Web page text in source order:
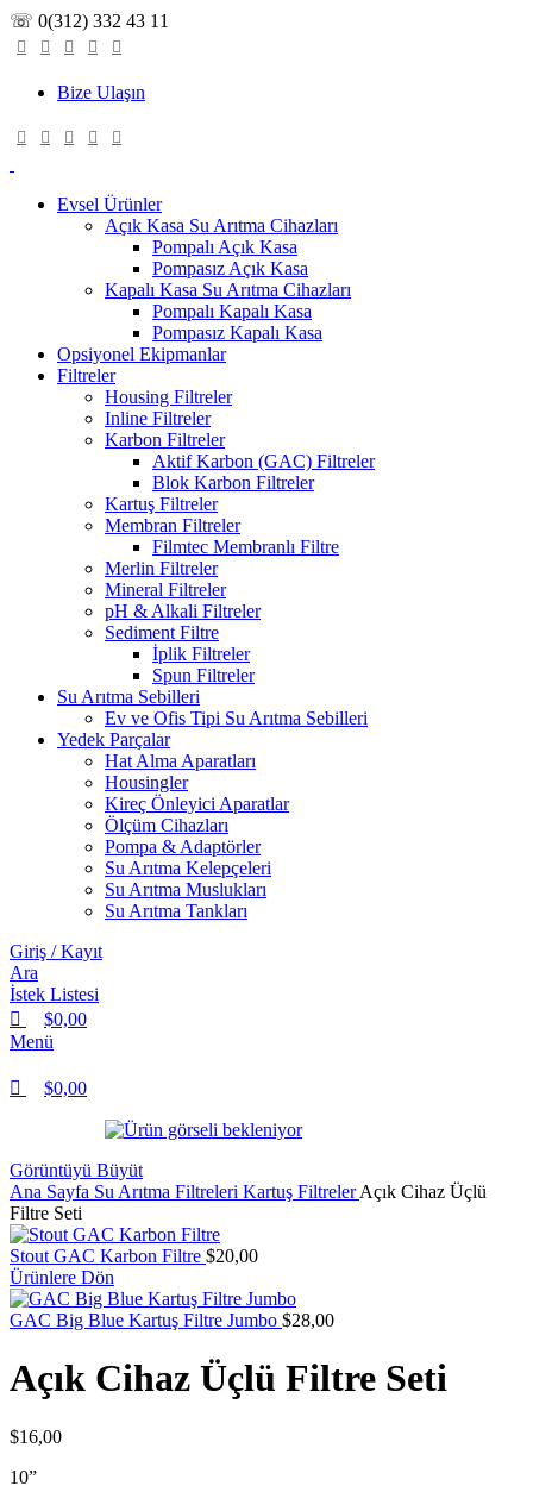
☏ 0(312) 332 43 11
Bize Ulaşın
Evsel Ürünler
Açık Kasa Su Arıtma Cihazları
Pompalı Açık Kasa
Pompasız Açık Kasa
Kapalı Kasa Su Arıtma Cihazları
Pompalı Kapalı Kasa
Pompasız Kapalı Kasa
Opsiyonel Ekipmanlar
Filtreler
Housing Filtreler
Inline Filtreler
Karbon Filtreler
Aktif Karbon (GAC) Filtreler
Blok Karbon Filtreler
Kartuş Filtreler
Membran Filtreler
Filmtec Membranlı Filtre
Merlin Filtreler
Mineral Filtreler
pH & Alkali Filtreler
Sediment Filtre
İplik Filtreler
Spun Filtreler
Su Arıtma Sebilleri
Ev ve Ofis Tipi Su Arıtma Sebilleri
Yedek Parçalar
Hat Alma Aparatları
Housingler
Kireç Önleyici Aparatlar
Ölçüm Cihazları
Pompa & Adaptörler
Su Arıtma Kelepçeleri
Su Arıtma Muslukları
Su Arıtma Tankları
Giriş / Kayıt
Ara
İstek Listesi
$0,00
Menü
$0,00
Görüntüyü Büyüt
Ana Sayfa Su Arıtma Filtreleri Kartuş FiltrelerAçık Cihaz Üçlü
Filtre Seti
Stout GAC Karbon Filtre $20,00
Ürünlere Dön
GAC Big Blue Kartuş Filtre Jumbo $28,00
Açık Cihaz Üçlü Filtre Seti
$16,00
10”